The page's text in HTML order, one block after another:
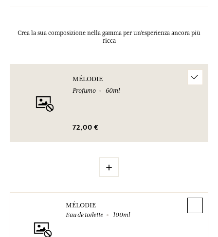
Crea la sua composizione nella gamma per un’esperienza ancora più
ricca
MÉLODIE
Profumo
60ml
72,00 €
+
MÉLODIE
Eau de toilette
100ml